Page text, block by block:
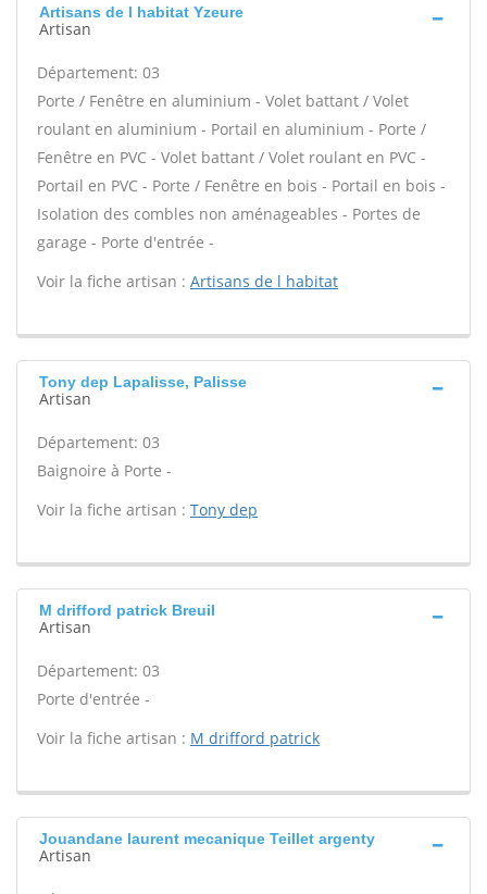
Artisans de l habitat Yzeure
Artisan
Département: 03
Porte / Fenêtre en aluminium - Volet battant / Volet
roulant en aluminium - Portail en aluminium - Porte /
Fenêtre en PVC - Volet battant / Volet roulant en PVC -
Portail en PVC - Porte / Fenêtre en bois - Portail en bois -
Isolation des combles non aménageables - Portes de
garage - Porte d'entrée -
Voir la fiche artisan : Artisans de l habitat
Tony dep Lapalisse, Palisse
Artisan
Département: 03
Baignoire à Porte -
Voir la fiche artisan : Tony dep
M drifford patrick Breuil
Artisan
Département: 03
Porte d'entrée -
Voir la fiche artisan : M drifford patrick
Jouandane laurent mecanique Teillet argenty
Artisan